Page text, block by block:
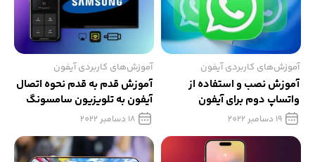
آموزش‌های کاربردی آیفون
آموزش نصب و استفاده از
واتساپ دوم برای آیفون
19 دسامبر 2022
آموزش‌های کاربردی آیفون
آموزش قدم به قدم نحوه اتصال
آیفون به تلویزیون سامسونگ
18 دسامبر 2022